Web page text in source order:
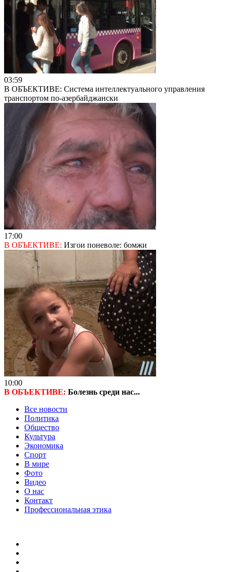
03:59
В ОБЪЕКТИВЕ: Система интеллектуального управления
транспортом по-азербайджански
17:00
В ОБЪЕКТИВЕ: Изгои поневоле: бомжи
10:00
В ОБЪЕКТИВЕ: Болезнь среди нас...
Все новости
Политика
Общество
Культура
Экономика
Спорт
В мире
Фото
Видео
О нас
Контакт
Профессиональная этика